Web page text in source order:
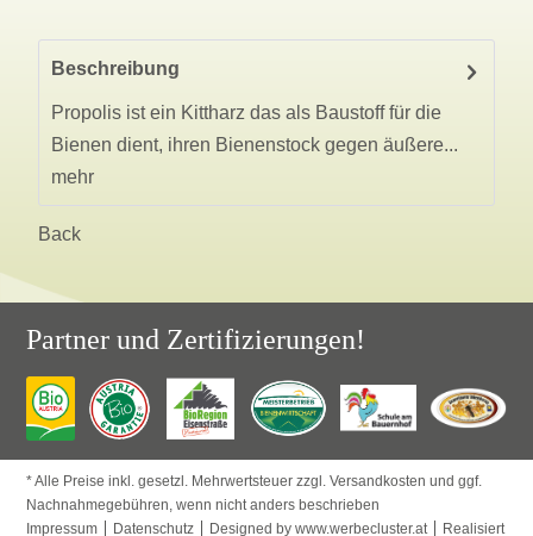
Beschreibung
Propolis ist ein Kittharz das als Baustoff für die
Bienen dient, ihren Bienenstock gegen äußere...
mehr
Back
Partner und Zertifizierungen!
* Alle Preise inkl. gesetzl. Mehrwertsteuer zzgl. Versandkosten und ggf.
Nachnahmegebühren, wenn nicht anders beschrieben
Impressum
Datenschutz Designed by www.werbecluster.at Realisiert